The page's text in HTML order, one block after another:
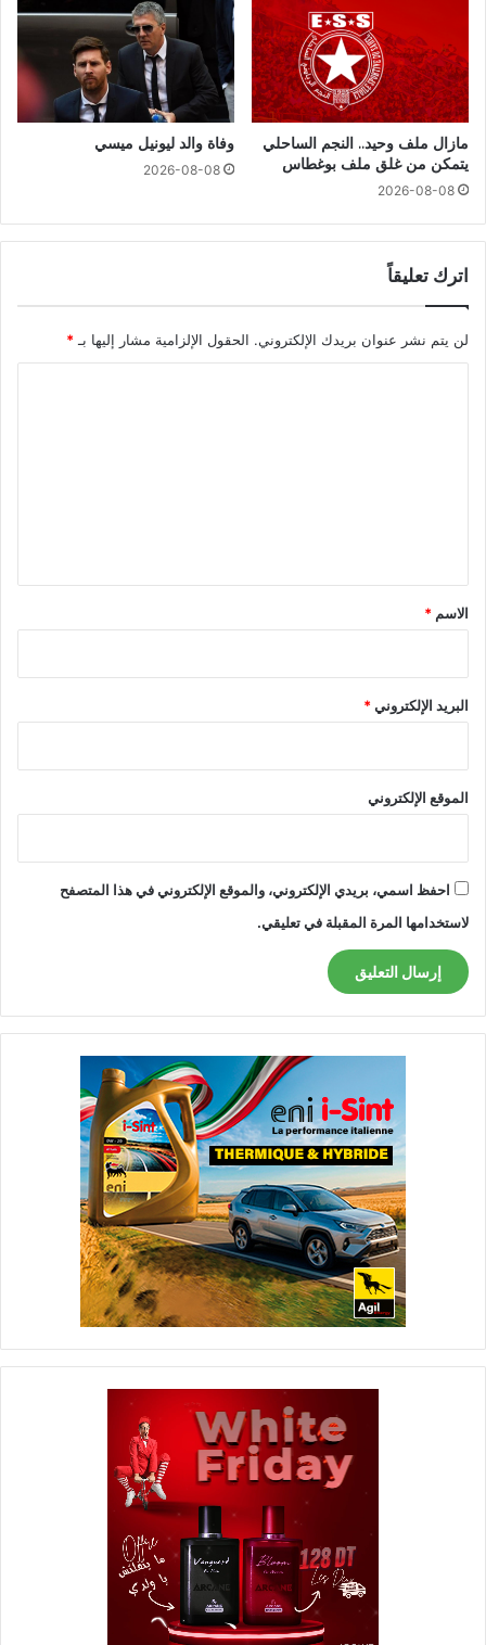
مازال ملف وحيد.. النجم الساحلي
يتمكن من غلق ملف بوغطاس
2026-08-08
وفاة والد ليونيل ميسي
2026-08-08
اترك تعليقاً
لن يتم نشر عنوان بريدك الإلكتروني. الحقول الإلزامية مشار إليها بـ *
*
الاسم *
البريد الإلكتروني*
الموقع الإلكتروني
احفظ اسمي، بريدي الإلكتروني، والموقع الإلكتروني في هذا المتصفح
لاستخدامها المرة المقبلة في تعليقي.